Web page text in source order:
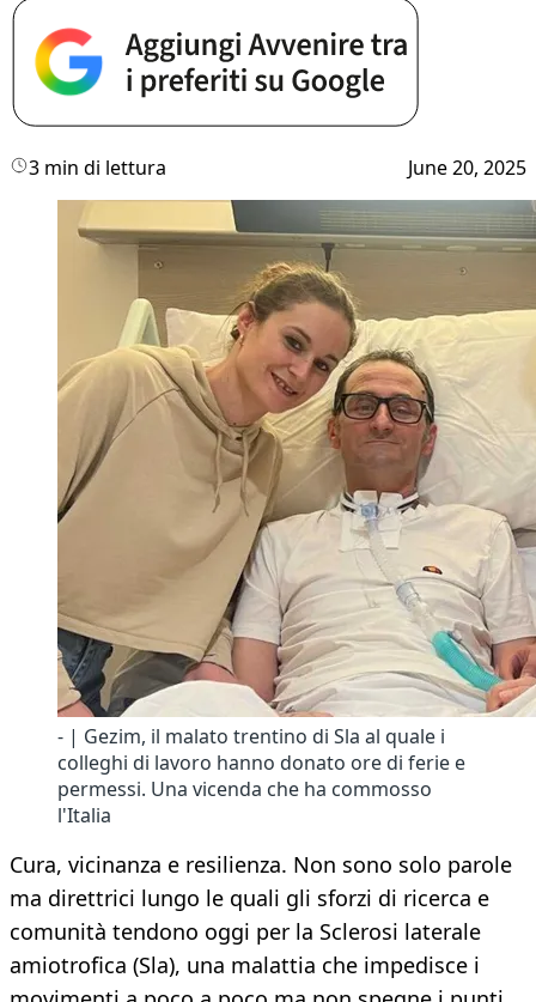
3 min di lettura June 20, 2025
- | Gezim, il malato trentino di Sla al quale i
colleghi di lavoro hanno donato ore di ferie e
permessi. Una vicenda che ha commosso
l'Italia
Cura, vicinanza e resilienza. Non sono solo parole
ma direttrici lungo le quali gli sforzi di ricerca e
comunità tendono oggi per la Sclerosi laterale
amiotrofica (Sla), una malattia che impedisce i